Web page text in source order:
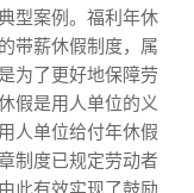
型案例。福利年休
带薪休假制度，属
为了更好地保障劳
假是用人单位的义
人单位给付年休假
制度已规定劳动者